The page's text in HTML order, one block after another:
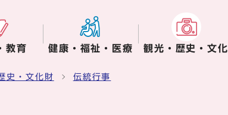
教育 健康・福祉・医療 観光・歴史・文化
史・文化財 伝統行事